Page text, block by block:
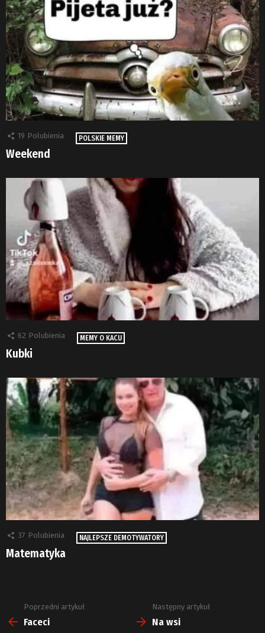
19 Polubienia POLSKIE MEMY
Weekend
62 Polubienia MEMY O KACU
Kubki
37 Polubienia NAJLEPSZE DEMOTYWATORY
Matematyka
Zobacz
więcej
Poprzedni artykuł
Faceci
Następny artykuł
Na wsi